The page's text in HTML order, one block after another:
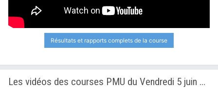
Résultats et rapports complets de la course
Les vidéos des courses PMU du Vendredi 5 juin 2026